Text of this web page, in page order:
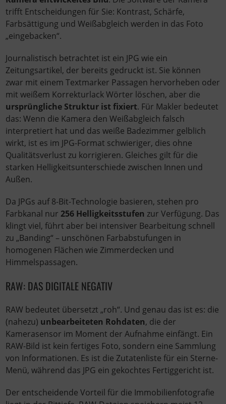
trifft Entscheidungen für Sie: Kontrast, Schärfe,
Farbsättigung und Weißabgleich werden in das Foto
„eingebacken“.
Journalistisch betrachtet ist ein JPG wie ein
Zeitungsartikel, der bereits gedruckt ist. Sie können
zwar mit einem Textmarker Passagen hervorheben oder
mit weißem Korrekturlack Wörter löschen, aber die
ursprüngliche Struktur ist fixiert. Für Makler bedeutet
das: Wenn die Kamera den Weißabgleich falsch
interpretiert hat und das weiße Badezimmer gelblich
wirkt, ist es im JPG-Format schwieriger, dies ohne
Qualitätsverlust zu korrigieren. Gleiches gilt für die
starken Helligkeitsunterschiede zwischen Innen und
Außen.
Da JPGs auf 8-Bit-Technologie basieren, stehen pro
Farbkanal nur 256 Helligkeitsstufen zur Verfügung. Das
klingt viel, führt aber bei intensiver Bearbeitung schnell
zu „Banding“ – unschönen Farbabstufungen in
homogenen Flächen wie Zimmerdecken und
Himmelspassagen.
RAW: DAS DIGITALE NEGATIV
RAW bedeutet übersetzt „roh“. Und genau das ist es: die
(nahezu) unbearbeiteten Rohdaten, die der
Kamerasensor im Moment der Aufnahme einfängt. Ein
RAW-Bild ist kein fertiges Foto, sondern eine Sammlung
von Informationen. Es ist die Zutatenliste für ein Sterne-
Menü, während das JPG ein gekochtes Fertiggericht ist.
Der entscheidende Vorteil für die Immobilienfotografie